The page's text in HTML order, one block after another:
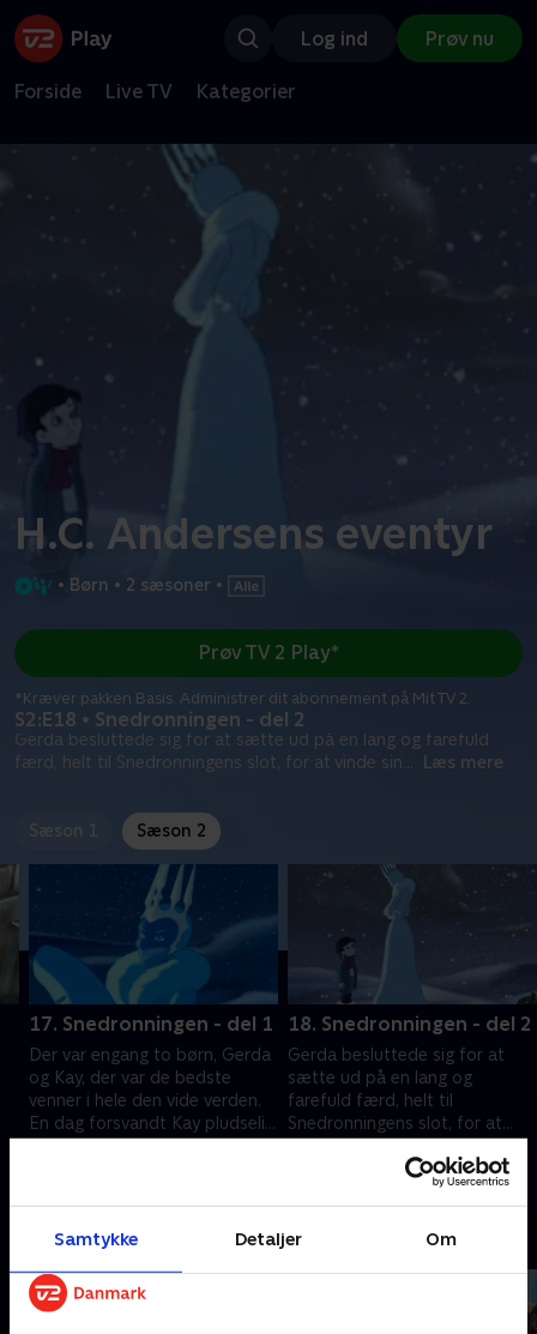
Samtykke Detaljer Om
Log ind Prøv nu
Forside Live TV Kategorier
H.C. Andersens eventyr
• Børn • 2 sæsoner •
S2:E18 • Snedronningen - del 2
Gerda besluttede sig for at sætte ud på en lang og farefuld
færd, helt til Snedronningens slot, for at vinde sin
Læs mere
Prøv TV 2 Play*
*Kræver pakken Basis. Administrer dit abonnement på Mit TV 2.
Sæson 1 Sæson 2
17. Snedronningen - del 1
Der var engang to børn, Gerda
og Kay, der var de bedste
venner i hele den vide verden.
En dag forsvandt Kay pludselig
og var væk hele vinteren.
18. Snedronningen - del 2
Gerda besluttede sig for at
sætte ud på en lang og
farefuld færd, helt til
Snedronningens slot, for at
vinde sin kære ven tilbage.
1. december 2020 • 26 min
Andre så også